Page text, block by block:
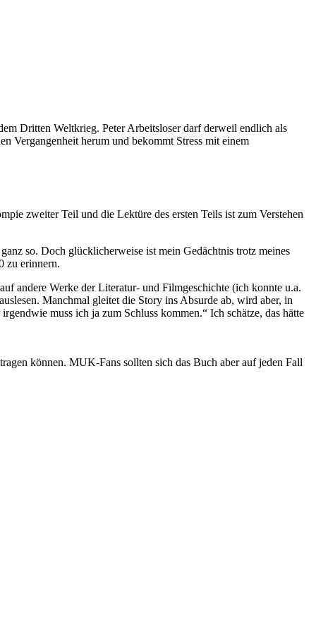
Dritten Weltkrieg. Peter Arbeitsloser darf derweil endlich als
Vergangenheit herum und bekommt Stress mit einem
zweiter Teil und die Lektüre des ersten Teils ist zum Verstehen
so. Doch glücklicherweise ist mein Gedächtnis trotz meines
zu erinnern.
andere Werke der Literatur- und Filmgeschichte (ich konnte u.a.
Manchmal gleitet die Story ins Absurde ab, wird aber, in
muss ich ja zum Schluss kommen.“ Ich schätze, das hätte
können. MUK-Fans sollten sich das Buch aber auf jeden Fall